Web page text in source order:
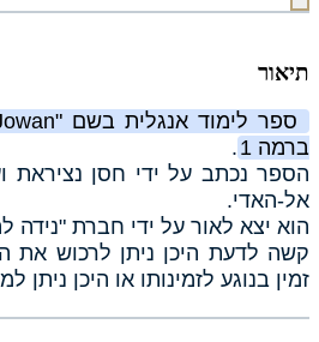
תיאור
ברמה 1
.
הספר נכתב על ידי חסן נציראת
אל-האדי.
הוא יצא לאור על ידי חברת "נידה
קשה לדעת היכן ניתן לרכוש את
זמין בנוגע לזמינותו או היכן ניתן